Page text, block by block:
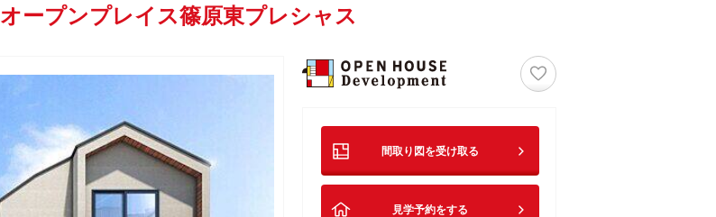
オープンプレイス篠原東プレシャス
♡
間取り図を受け取る
見学予約をする